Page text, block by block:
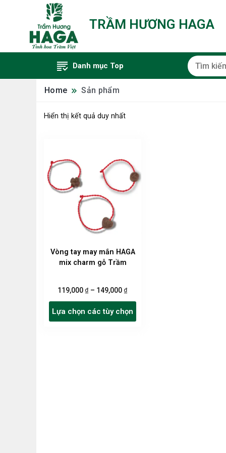
TRẦM HƯƠNG HAGA
Danh mục Top
Home Sản phẩm
Hiển thị kết quả duy nhất
Vòng tay may mắn HAGA
mix charm gỗ Trầm
119,000 ₫ – 149,000 ₫
Lựa chọn các tùy chọn
Sản